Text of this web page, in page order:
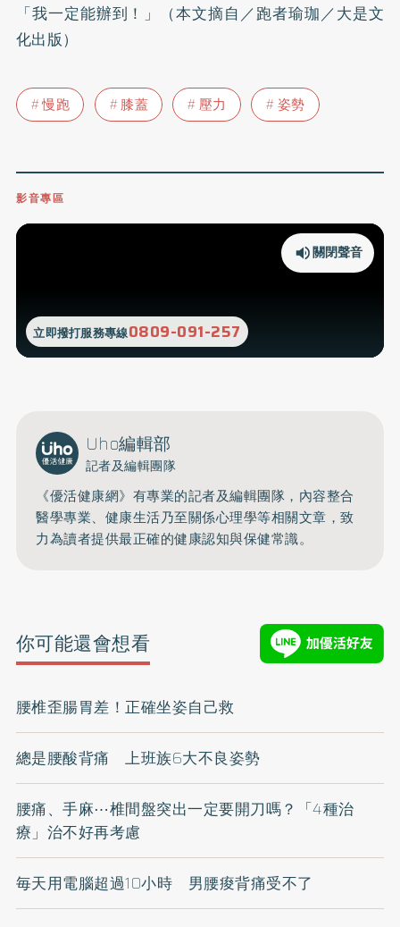
「我一定能辦到！」（本文摘自／跑者瑜珈／大是文
化出版）
慢跑 膝蓋 壓力 姿勢
影音專區
立即撥打服務專線0809-091-257
關閉聲音
Uho編輯部
記者及編輯團隊
《優活健康網》有專業的記者及編輯團隊，內容整合
醫學專業、健康生活乃至關係心理學等相關文章，致
力為讀者提供最正確的健康認知與保健常識。
你可能還會想看
腰椎歪腸胃差！正確坐姿自己救
總是腰酸背痛 上班族6大不良姿勢
腰痛、手麻⋯椎間盤突出一定要開刀嗎？「4種治
療」治不好再考慮
毎天用電腦超過10小時 男腰痠背痛受不了